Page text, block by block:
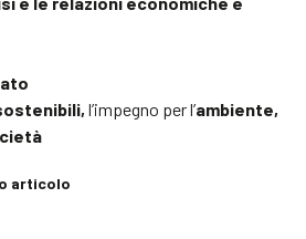
l’impegno per l’ambiente,
articolo